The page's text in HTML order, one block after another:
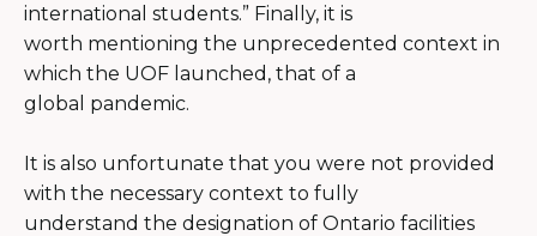
international students.” Finally, it is
worth mentioning the unprecedented context in
which the UOF launched, that of a
global pandemic.
It is also unfortunate that you were not provided
with the necessary context to fully
understand the designation of Ontario facilities